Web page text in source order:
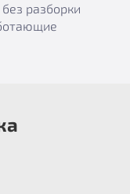
разборки